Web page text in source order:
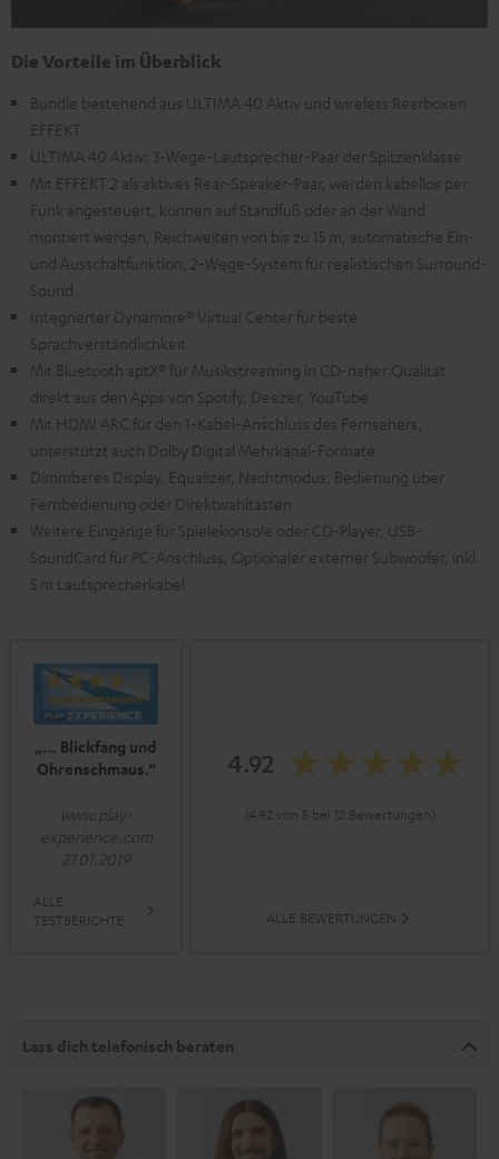
Die Vorteile im Überblick
Bundle bestehend aus ULTIMA 40 Aktiv und wireless Rearboxen
EFFEKT
ULTIMA 40 Aktiv: 3-Wege-Lautsprecher-Paar der Spitzenklasse
Mit EFFEKT 2 als aktives Rear-Speaker-Paar, werden kabellos per
Funk angesteuert, können auf Standfuß oder an der Wand
montiert werden, Reichweiten von bis zu 15 m, automatische Ein-
und Ausschaltfunktion, 2-Wege-System für realistischen Surround-
Sound
Integrierter Dynamore® Virtual Center für beste
Sprachverständlichkeit
Mit Bluetooth aptX® für Musikstreaming in CD-naher Qualität
direkt aus den Apps von Spotify, Deezer, YouTube
Mit HDMI ARC für den 1-Kabel-Anschluss des Fernsehers,
unterstützt auch Dolby Digital Mehrkanal-Formate
Dimmbares Display, Equalizer, Nachtmodus, Bedienung über
Fernbedienung oder Direktwahltasten
Weitere Eingänge für Spielekonsole oder CD-Player, USB-
SoundCard für PC-Anschluss, Optionaler externer Subwoofer, inkl.
5 m Lautsprecherkabel
„… Blickfang und
Ohrenschmaus.“
www.play-
experience.com
27.01.2019
ALLE
TESTBERICHTE
4.92
(4.92 von 5 bei 12 Bewertungen)
ALLE BEWERTUNGEN
Lass dich telefonisch beraten